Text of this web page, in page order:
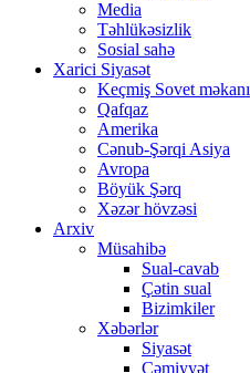
Media
Təhlükəsizlik
Sosial sahə
Xarici Siyasət
Keçmiş Sovet məkanı
Qafqaz
Amerika
Cənub-Şərqi Asiya
Avropa
Böyük Şərq
Xəzər hövzəsi
Arxiv
Müsahibə
Sual-cavab
Çətin sual
Bizimkiler
Xəbərlər
Siyasət
Cəmiyyət